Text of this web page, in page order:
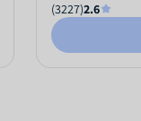
2.6
(3227)